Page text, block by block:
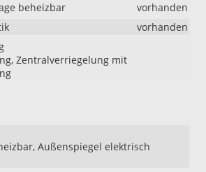
beheizbar
vorhanden
vorhanden
Zentralverriegelung mit
Außenspiegel elektrisch